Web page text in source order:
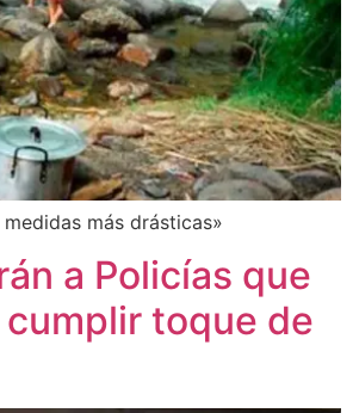
más drásticas»
a Policías que
cumplir toque de